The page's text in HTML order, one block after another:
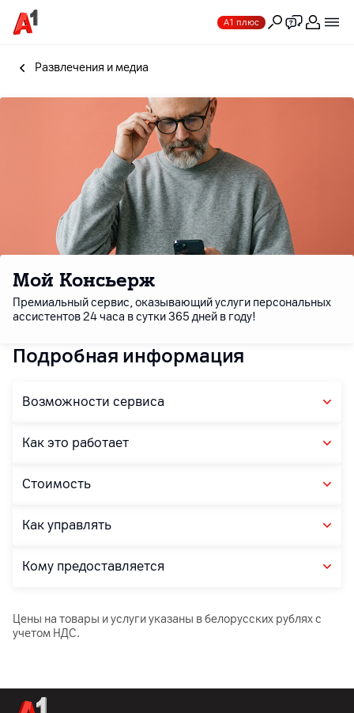
А1 плюс
Развлечения и медиа
Мой Консьерж
Премиальный сервис, оказывающий услуги персональных
ассистентов 24 часа в сутки 365 дней в году!
Подробная информация
Возможности сервиса
Как это работает
Стоимость
Как управлять
Кому предоставляется
Цены на товары и услуги указаны в белорусских рублях с
учетом НДС.